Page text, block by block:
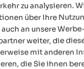
zu analysieren.
über Ihre
an unsere
weiter, die
mit anderen
die Sie ihnen